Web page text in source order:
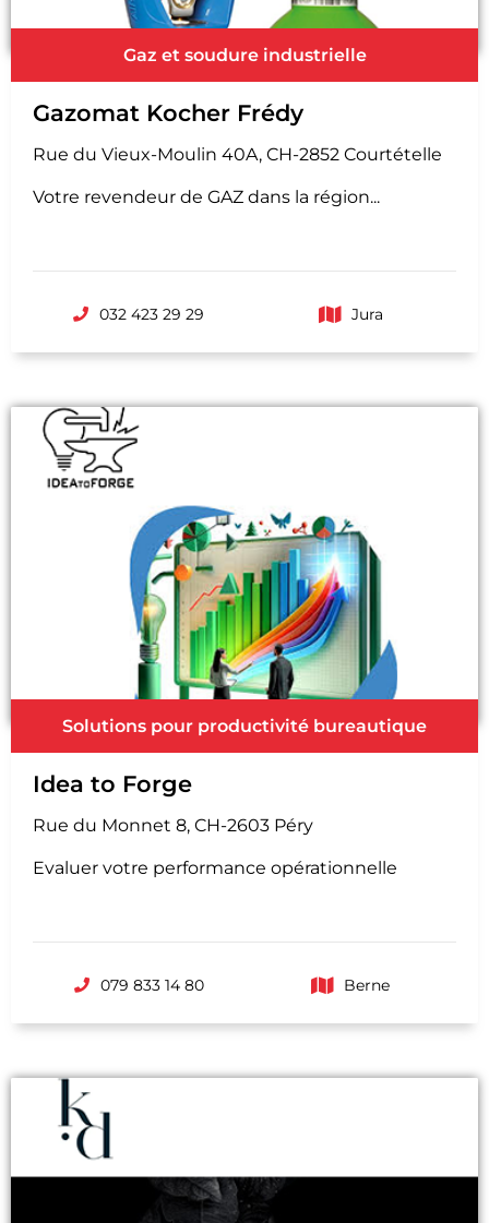
Gaz et soudure industrielle
Gazomat Kocher Frédy
Rue du Vieux-Moulin 40A, CH-2852 Courtételle
Votre revendeur de GAZ dans la région...
032 423 29 29 Jura
Solutions pour productivité bureautique
Idea to Forge
Rue du Monnet 8, CH-2603 Péry
Evaluer votre performance opérationnelle
079 833 14 80 Berne